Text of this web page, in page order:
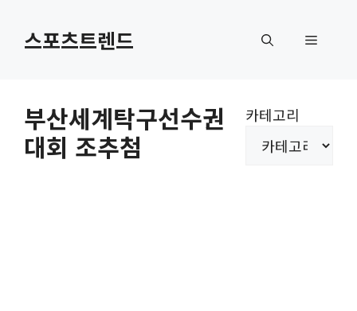
스포츠트렌드 메
부산세계탁구선수권
대회 조추첨
카테고리